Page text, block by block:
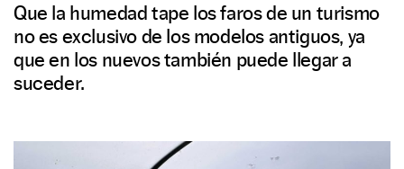
Que la humedad tape los faros de un turismo
no es exclusivo de los modelos antiguos, ya
que en los nuevos también puede llegar a
suceder.